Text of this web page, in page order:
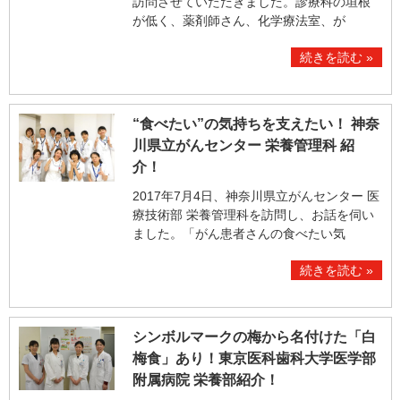
が低く、薬剤師さん、化学療法室、が
続きを読む »
“食べたい”の気持ちを支えたい！ 神奈
川県立がんセンター 栄養管理科 紹
介！
2017年7月4日、神奈川県立がんセンター 医
療技術部 栄養管理科を訪問し、お話を伺い
ました。「がん患者さんの食べたい気
続きを読む »
シンボルマークの梅から名付けた「白
梅食」あり！東京医科歯科大学医学部
附属病院 栄養部紹介！